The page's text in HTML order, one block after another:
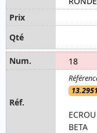
18
BETA